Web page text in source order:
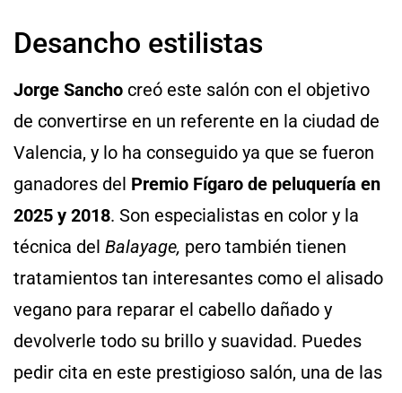
Desancho estilistas
Jorge Sancho creó este salón con el objetivo
de convertirse en un referente en la ciudad de
Valencia, y lo ha conseguido ya que se fueron
ganadores del Premio Fígaro de peluquería en
2025 y 2018. Son especialistas en color y la
técnica del Balayage, pero también tienen
tratamientos tan interesantes como el alisado
vegano para reparar el cabello dañado y
devolverle todo su brillo y suavidad. Puedes
pedir cita en este prestigioso salón, una de las